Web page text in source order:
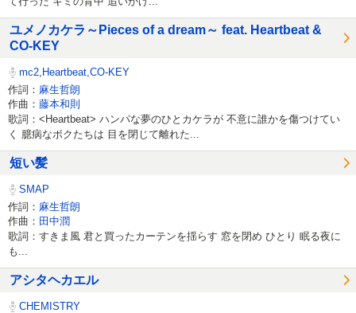
ユメノカケラ～Pieces of a dream～ feat. Heartbeat &
CO-KEY
mc2,Heartbeat,CO-KEY
作詞： 麻生哲朗
作曲： 藤本和則
歌詞：<Heartbeat> ハンパな夢のひとカケラが 不意に誰かを傷つけてい
く 臆病なボクたちは 目を閉じて離れた...
短い髪
SMAP
作詞： 麻生哲朗
作曲： 田中潤
歌詞：すきま風 君と買ったカーテンを揺らす 窓を閉め ひとり 眠る夜に
も...
アシタヘカエル
CHEMISTRY